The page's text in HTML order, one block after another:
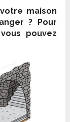
maison
? Pour
pouvez